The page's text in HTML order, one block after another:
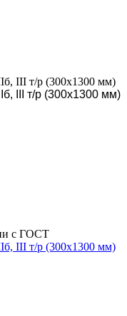
III т/р (300х1300 мм)
III т/р (300х1300 мм)
с ГОСТ